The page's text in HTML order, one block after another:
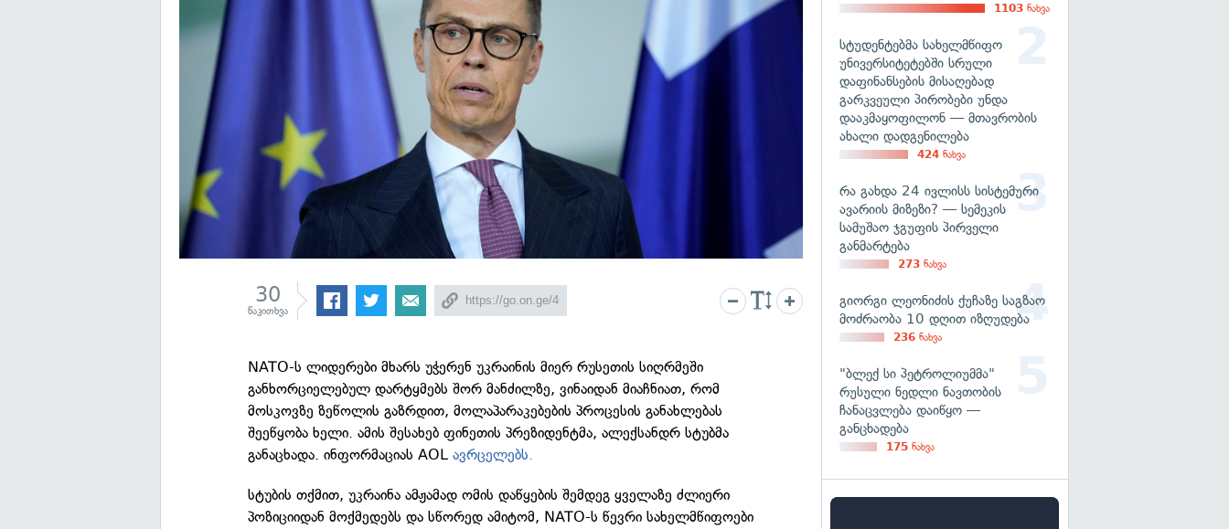
30
წაკითხვა
NATO-ს ლიდერები მხარს უჭერენ უკრაინის მიერ რუსეთის სიღრმეში
განხორციელებულ დარტყმებს შორ მანძილზე, ვინაიდან მიაჩნიათ, რომ
მოსკოვზე ზეწოლის გაზრდით, მოლაპარაკებების პროცესის განახლებას
შეეწყობა ხელი. ამის შესახებ ფინეთის პრეზიდენტმა, ალექსანდრ სტუბმა
განაცხადა. ინფორმაციას AOLავრცელებს.
სტუბის თქმით, უკრაინა ამჟამად ომის დაწყების შემდეგ ყველაზე ძლიერი
პოზიციიდან მოქმედებს და სწორედ ამიტომ, NATO-ს წევრი სახელმწიფოები
1103 ნახვა
სტუდენტებმა სახელმწიფო
უნივერსიტეტებში სრული
დაფინანსების მისაღებად
გარკვეული პირობები უნდა
დააკმაყოფილონ — მთავრობის
ახალი დადგენილება
424 ნახვა
რა გახდა 24 ივლისს სისტემური
ავარიის მიზეზი? — სემეკის
სამუშაო ჯგუფის პირველი
განმარტება
273 ნახვა
გიორგი ლეონიძის ქუჩაზე საგზაო
მოძრაობა 10 დღით იზღუდება
236 ნახვა
"ბლექ სი პეტროლიუმმა"
რუსული ნედლი ნავთობის
ჩანაცვლება დაიწყო —
განცხადება
175 ნახვა